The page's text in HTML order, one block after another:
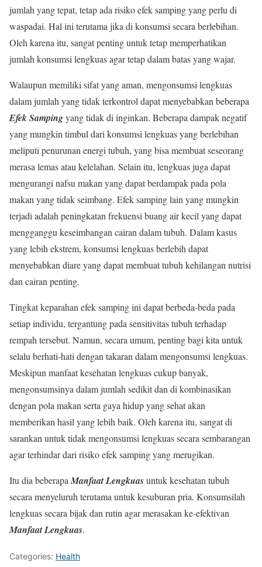
jumlah yang tepat, tetap ada risiko efek samping yang perlu di
waspadai. Hal ini terutama jika di konsumsi secara berlebihan.
Oleh karena itu, sangat penting untuk tetap memperhatikan
jumlah konsumsi lengkuas agar tetap dalam batas yang wajar.
Walaupun memiliki sifat yang aman, mengonsumsi lengkuas
dalam jumlah yang tidak terkontrol dapat menyebabkan beberapa
Efek Sampingyang tidak di inginkan. Beberapa dampak negatif
yang mungkin timbul dari konsumsi lengkuas yang berlebihan
meliputi penurunan energi tubuh, yang bisa membuat seseorang
merasa lemas atau kelelahan. Selain itu, lengkuas juga dapat
mengurangi nafsu makan yang dapat berdampak pada pola
makan yang tidak seimbang. Efek samping lain yang mungkin
terjadi adalah peningkatan frekuensi buang air kecil yang dapat
mengganggu keseimbangan cairan dalam tubuh. Dalam kasus
yang lebih ekstrem, konsumsi lengkuas berlebih dapat
menyebabkan diare yang dapat membuat tubuh kehilangan nutrisi
dan cairan penting.
Tingkat keparahan efek samping ini dapat berbeda-beda pada
setiap individu, tergantung pada sensitivitas tubuh terhadap
rempah tersebut. Namun, secara umum, penting bagi kita untuk
selalu berhati-hati dengan takaran dalam mengonsumsi lengkuas.
Meskipun manfaat kesehatan lengkuas cukup banyak,
mengonsumsinya dalam jumlah sedikit dan di kombinasikan
dengan pola makan serta gaya hidup yang sehat akan
memberikan hasil yang lebih baik. Oleh karena itu, sangat di
sarankan untuk tidak mengonsumsi lengkuas secara sembarangan
agar terhindar dari risiko efek samping yang merugikan.
Itu dia beberapa Manfaat Lengkuasuntuk kesehatan tubuh
secara menyeluruh terutama untuk kesuburan pria. Konsumsilah
lengkuas secara bijak dan rutin agar merasakan ke-efektivan
Manfaat Lengkuas.
Categories: Health